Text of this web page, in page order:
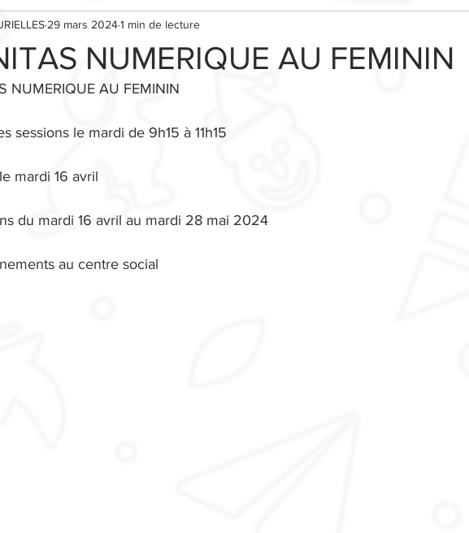
Numérique
NUMERIQUE AU FEMININ
29 mars 20241 min de lecture
NUMERIQUE AU FEMININ
sessions le mardi de 9h15 à 11h15
mardi 16 avril
du mardi 16 avril au mardi 28 mai 2024
au centre social